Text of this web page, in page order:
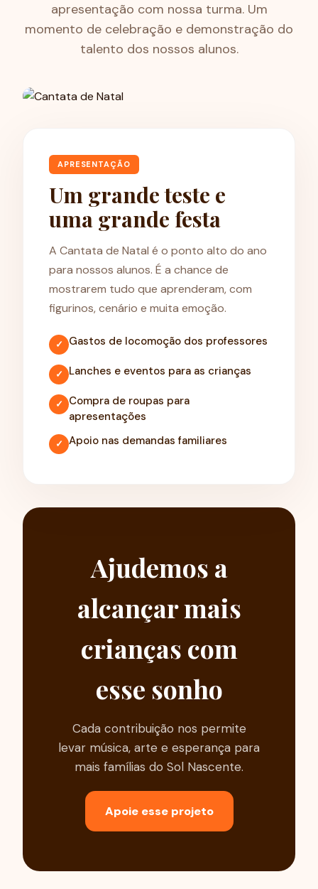
apresentação com nossa turma. Um
momento de celebração e demonstração do
talento dos nossos alunos.
APRESENTAÇÃO
Um grande teste e
uma grande festa
A Cantata de Natal é o ponto alto do ano
para nossos alunos. É a chance de
mostrarem tudo que aprenderam, com
figurinos, cenário e muita emoção.
✓ Gastos de locomoção dos professores
✓ Lanches e eventos para as crianças
✓
Compra de roupas para
apresentações
✓ Apoio nas demandas familiares
Ajudemos a
alcançar mais
crianças com
esse sonho
Cada contribuição nos permite
levar música, arte e esperança para
mais famílias do Sol Nascente.
Apoie esse projeto